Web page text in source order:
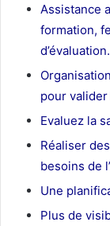
Assistance
formation,
pour
Evaluez la
Réaliser
besoins de
Une
Plus de